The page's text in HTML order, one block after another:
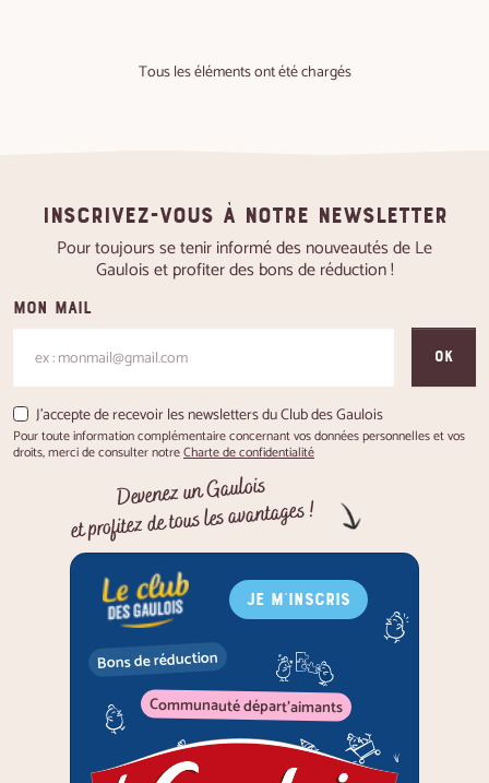
Tous les éléments ont été chargés
Inscrivez-vous à notre newsletter
Pour toujours se tenir informé des nouveautés de Le
Gaulois et profiter des bons de réduction !
Mon mail
OK
J'accepte de recevoir les newsletters du Club des Gaulois
Pour toute information complémentaire concernant vos données personnelles et vos
droits, merci de consulter notreCharte de confidentialité
Devenez un Gaulois
et profitez de tous les avantages !
JE M'INSCRIS
Bons de réduction
Communauté départ'aimants